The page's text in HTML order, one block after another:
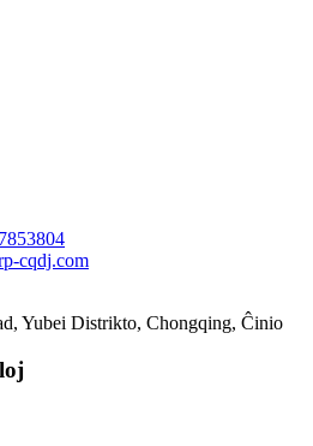
cqdj.com
Yubei Distrikto, Chongqing, Ĉinio